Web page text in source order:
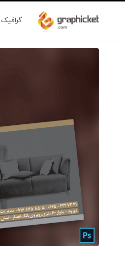
گرافیک
برای
ثبت
نقد
و